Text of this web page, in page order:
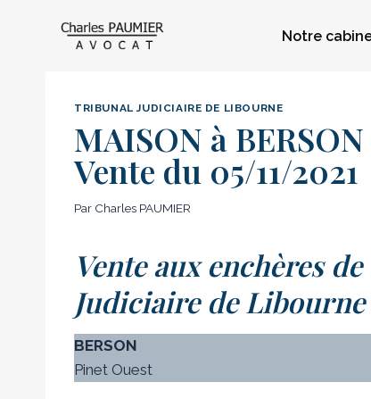
Notre
TRIBUNAL JUDICIAIRE DE LIBOURNE
MAISON à
Vente du 05/11/2021
Par Charles PAUMIER
Vente aux enchères
Judiciaire de Libourne
BERSON
Pinet Ouest